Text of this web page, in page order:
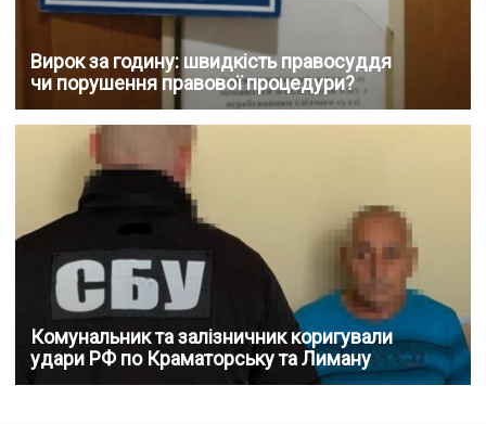
Вирок за годину: швидкість правосуддя
чи порушення правової процедури?
Комунальник та залізничник коригували
удари РФ по Краматорську та Лиману